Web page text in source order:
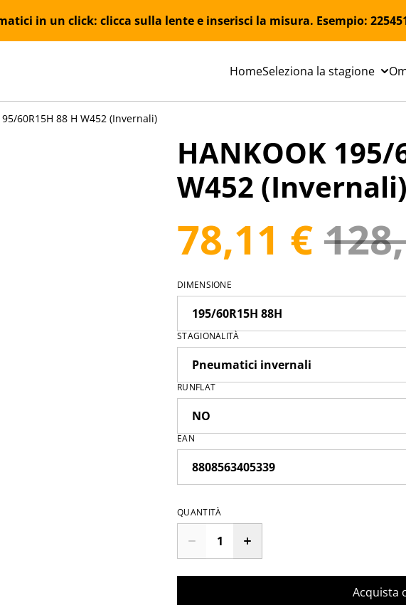
in un click: clicca sulla lente e inserisci la misura. Esempio:
HomeSeleziona la stagione
60R15H 88 H W452 (Invernali)
HANKOOK 195/
W452 (Invernali)
78,11 €
DIMENSIONE
STAGIONALITÀ
RUNFLAT
EAN
QUANTITÀ
Acquista